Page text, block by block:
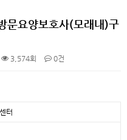
문요양보호사(모래내)구
3,574회 0건
터